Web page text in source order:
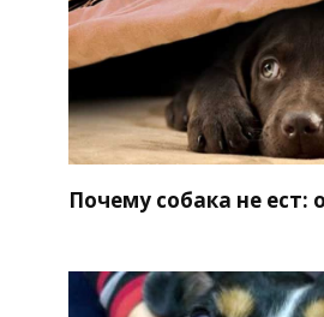
Почему собака не ест: